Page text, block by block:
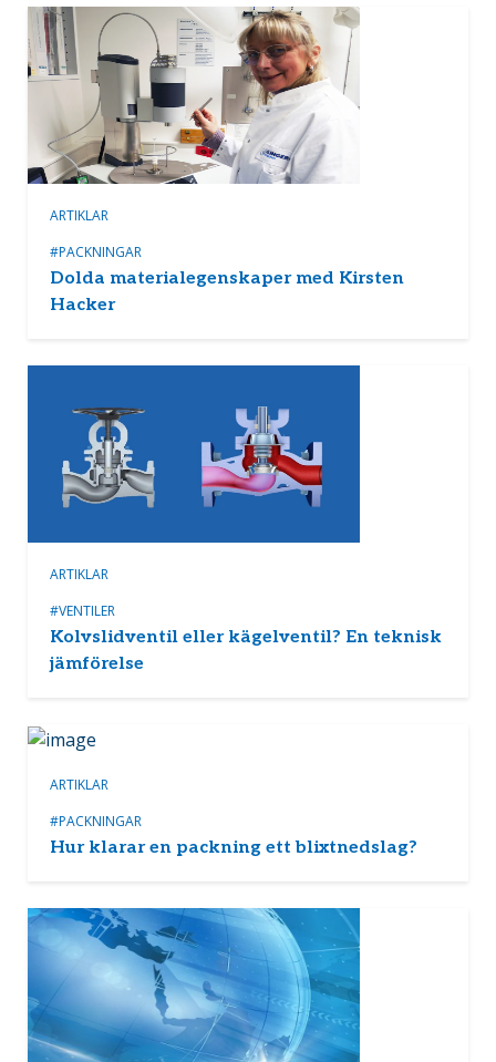
ARTIKLAR
#PACKNINGAR
Dolda materialegenskaper med Kirsten
Hacker
ARTIKLAR
#VENTILER
Kolvslidventil eller kägelventil? En teknisk
jämförelse
ARTIKLAR
#PACKNINGAR
Hur klarar en packning ett blixtnedslag?